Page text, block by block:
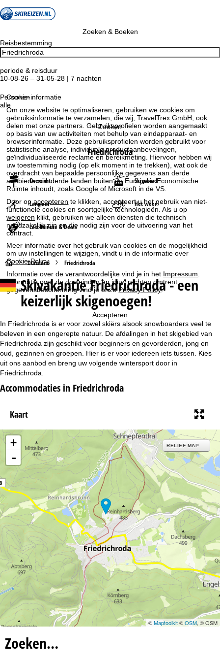
Cookie-informatie
Om onze website te optimaliseren, gebruiken we cookies om
gebruiksinformatie te verzamelen, die wij, TravelTrex GmbH, ook
delen met onze partners. Gebruiksprofielen worden aangemaakt
op basis van uw activiteiten met behulp van eindapparaat- en
browserinformatie. Deze gebruiksprofielen worden gebruikt voor
statistische analyse, individuele productaanbevelingen,
geïndividualiseerde reclame en bereikmeting. Hiervoor hebben wij
uw toestemming nodig (op elk moment in te trekken), wat ook de
overdracht van bepaalde persoonlijke gegevens aan derde
aanbieders in derde landen buiten de Europese Economische
Ruimte inhoudt, zoals Google of Microsoft in de VS.
Door opaccepteren te klikken, accepteert u het gebruik van niet-
functionele cookies en soortgelijke technologieën. Als u op
weigeren klikt, gebruiken we alleen diensten die technisch
noodzakelijk zijn en die nodig zijn voor de uitvoering van het
contract.
Meer informatie over het gebruik van cookies en de mogelijkheid
om uw instellingen te wijzigen, vindt u in de informatie over
Cookie-Policy.
Informatie over de verantwoordelijke vind je in het Impressum
Informatie over de doeleinden en jouw rechten omtrent
gegevensbescherming vind je onzePrivacy Policy.
Accepteren
Zoeken & Boeken
Reisbestemming
periode & reisduur
10-08-26 – 31-05-28 | 7 nachten
Personen
alle
Zoeken
Friedrichroda
Overzicht Skigebied
Langlauf Het weer
Last-Minute & Deals
S
t
r
t
p
n
a
Duitsland Friedrichroda
Skivakantie Friedrichroda - een
keizerlijk skigenoegen!
In Friedrichroda is er voor zowel skiërs alsook snowboarders veel te
beleven in een ongerepte natuur. De afdalingen in het skigebied van
Friedrichroda zijn geschikt voor beginners en gevorderden, jong en
oud, gezinnen en groepen. Hier is er voor iedereen iets tussen. Kies
uit ons aanbod en breng uw volgende wintersport door in
Friedrichroda.
Accommodaties in Friedrichroda
Kaart
+
-
RELIEF MAP
©Maptoolkit©OSM, © OSM
Zoeken…